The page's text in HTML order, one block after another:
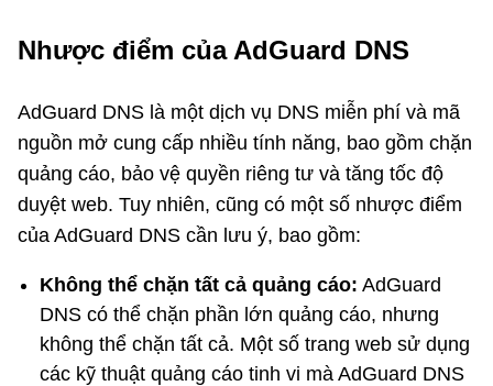
Nhược điểm của AdGuard DNS
AdGuard DNS là một dịch vụ DNS miễn phí và mã
nguồn mở cung cấp nhiều tính năng, bao gồm chặn
quảng cáo, bảo vệ quyền riêng tư và tăng tốc độ
duyệt web. Tuy nhiên, cũng có một số nhược điểm
của AdGuard DNS cần lưu ý, bao gồm:
Không thể chặn tất cả quảng cáo: AdGuard
DNS có thể chặn phần lớn quảng cáo, nhưng
không thể chặn tất cả. Một số trang web sử dụng
các kỹ thuật quảng cáo tinh vi mà AdGuard DNS